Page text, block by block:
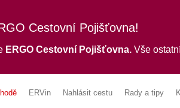
Cestovní Pojišťovna!
ERGO Cestovní Pojišťovna.Vše
ERVin Nahlásit cestu Rady a tipy